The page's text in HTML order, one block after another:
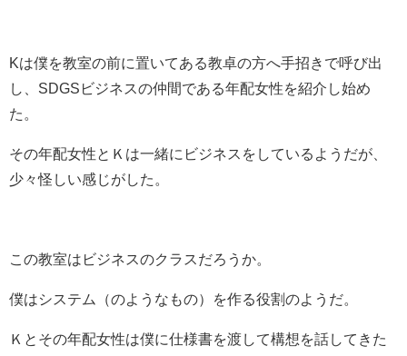
Kは僕を教室の前に置いてある教卓の方へ手招きで呼び出
し、SDGSビジネスの仲間である年配女性を紹介し始め
た。
その年配女性とＫは一緒にビジネスをしているようだが、
少々怪しい感じがした。
この教室はビジネスのクラスだろうか。
僕はシステム（のようなもの）を作る役割のようだ。
Ｋとその年配女性は僕に仕様書を渡して構想を話してきた